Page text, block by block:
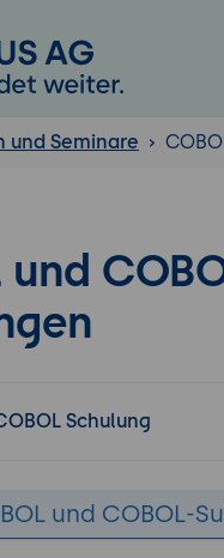
und Seminare
und
Schulung
und COBOL-